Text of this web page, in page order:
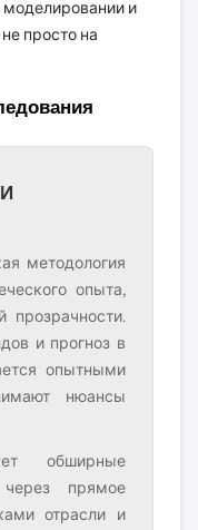
и
просто на
методология
опыта,
прозрачности.
и прогноз в
опытными
нюансы
обширные
через прямое
отрасли и